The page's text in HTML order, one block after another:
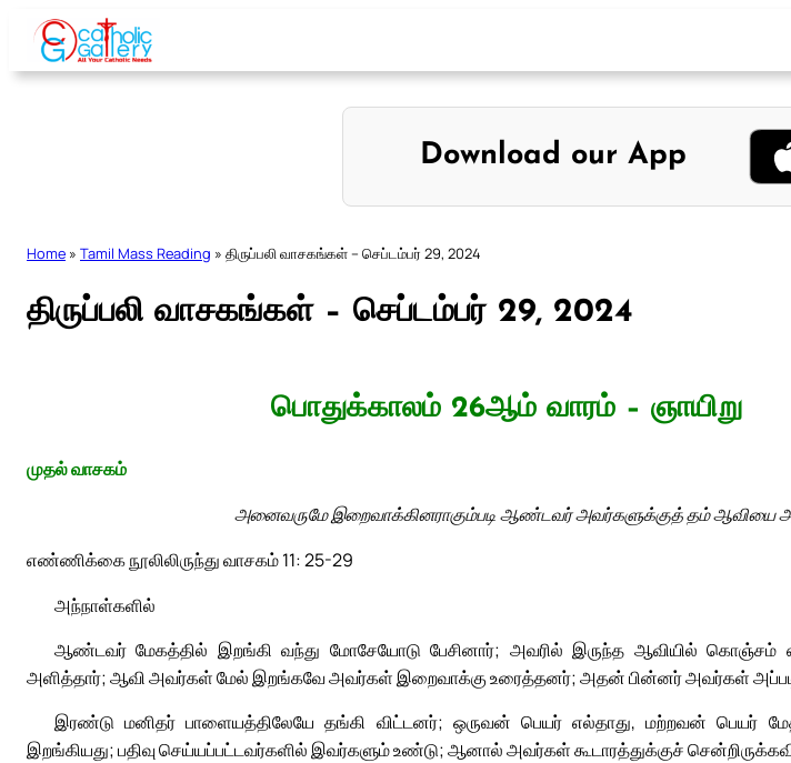
Skip
content
Download our App
Home » Tamil Mass Reading » திருப்பலி வாசகங்கள் – செப்டம்பர் 29, 2024
திருப்பலி வாசகங்கள் – செப்டம்பர் 29, 2024
பொதுக்காலம் 26ஆம் வாரம் – ஞாயிறு
முதல் வாசகம்
அனைவருமே இறைவாக்கினராகும்படி ஆண்டவர் அவர்களுக்குத் தம் ஆவியை
எண்ணிக்கை நூலிலிருந்து வாசகம் 11: 25-29
அந்நாள்களில்
ஆண்டவர் மேகத்தில் இறங்கி வந்து மோசேயோடு பேசினார்; அவரில் இருந்த ஆவியில் கொஞ்சம்
அளித்தார்; ஆவி அவர்கள் மேல் இறங்கவே அவர்கள் இறைவாக்கு உரைத்தனர்; அதன் பின்னர் அவர்கள்
இரண்டு மனிதர் பாளையத்திலேயே தங்கி விட்டனர்; ஒருவன் பெயர் எல்தாது, மற்றவன் பெயர்
இறங்கியது; பதிவு செய்யப்பட்டவர்களில் இவர்களும் உண்டு; ஆனால் அவர்கள் கூடாரத்துக்குச்